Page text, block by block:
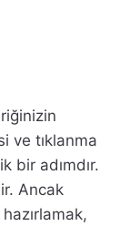
ve tıklanma
bir adımdır.
Ancak